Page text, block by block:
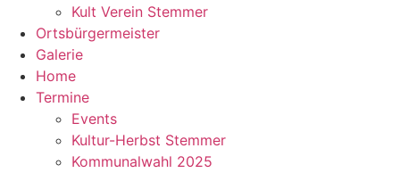
Kult Verein Stemmer
Ortsbürgermeister
Galerie
Home
Termine
Events
Kultur-Herbst Stemmer
Kommunalwahl 2025